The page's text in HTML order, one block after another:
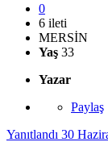
0
6 ileti
MERSİN
Yaş 33
Yazar
Paylaş
Yanıtlandı 30